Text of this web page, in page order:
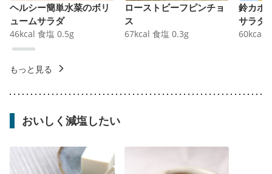
ヘルシー簡単水菜のボリ
ュームサラダ
46kcal 食塩 0.5g
ローストビーフピンチョ
ス
67kcal 食塩 0.3g
鈴カボ
サラダ
60kcal
もっと見る
おいしく減塩したい